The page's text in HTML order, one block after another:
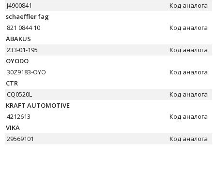
J4900841
Код аналога
schaeffler fag
821 0844 10
Код аналога
ABAKUS
233-01-195
Код аналога
OYODO
30Z9183-OYO
Код аналога
CTR
CQ0520L
Код аналога
KRAFT AUTOMOTIVE
4212613
Код аналога
VIKA
29569101
Код аналога